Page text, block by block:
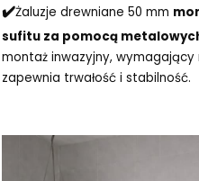
✔️Żaluzje drewniane 50 mm
sufitu za pomocą
montaż inwazyjny,
zapewnia trwałość i stabilność.